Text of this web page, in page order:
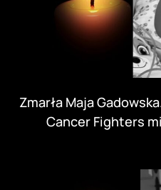
Zmarła Maja
Cancer Fighters